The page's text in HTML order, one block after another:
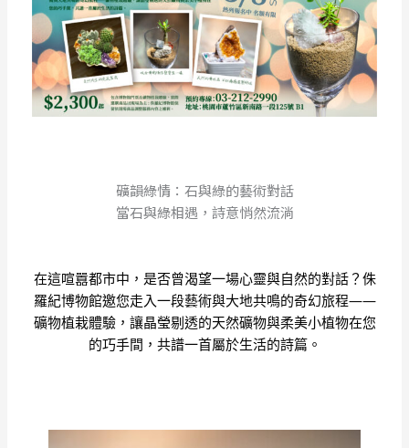
礦韻綠情：石與綠的藝術對話
當石與綠相遇，詩意悄然流淌
在這喧囂都市中，是否曾渴望一場心靈與自然的對話？侏
羅紀博物館邀您走入一段藝術與大地共鳴的奇幻旅程——
礦物植栽體驗，讓晶瑩剔透的天然礦物與柔美小植物在您
的巧手間，共譜一首屬於生活的詩篇。